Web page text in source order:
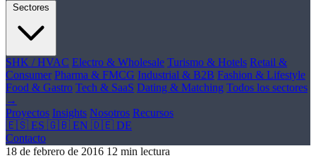
Sectores
SHK / HVAC Electro & Wholesale Turismo & Hotels Retail &
Consumer Pharma & FMCG Industrial & B2B Fashion & Lifestyle
Food & Gastro Tech & SaaS Dating & Matching Todos los sectores
→
Proyectos Insights Nosotros Recursos
🇪🇸 ES 🇬🇧 EN 🇩🇪 DE
Contacto
18 de febrero de 2016 12 min lectura